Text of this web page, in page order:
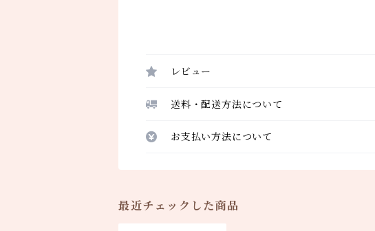
レビュー
送料・配送方法について
お支払い方法について
最近チェックした商品